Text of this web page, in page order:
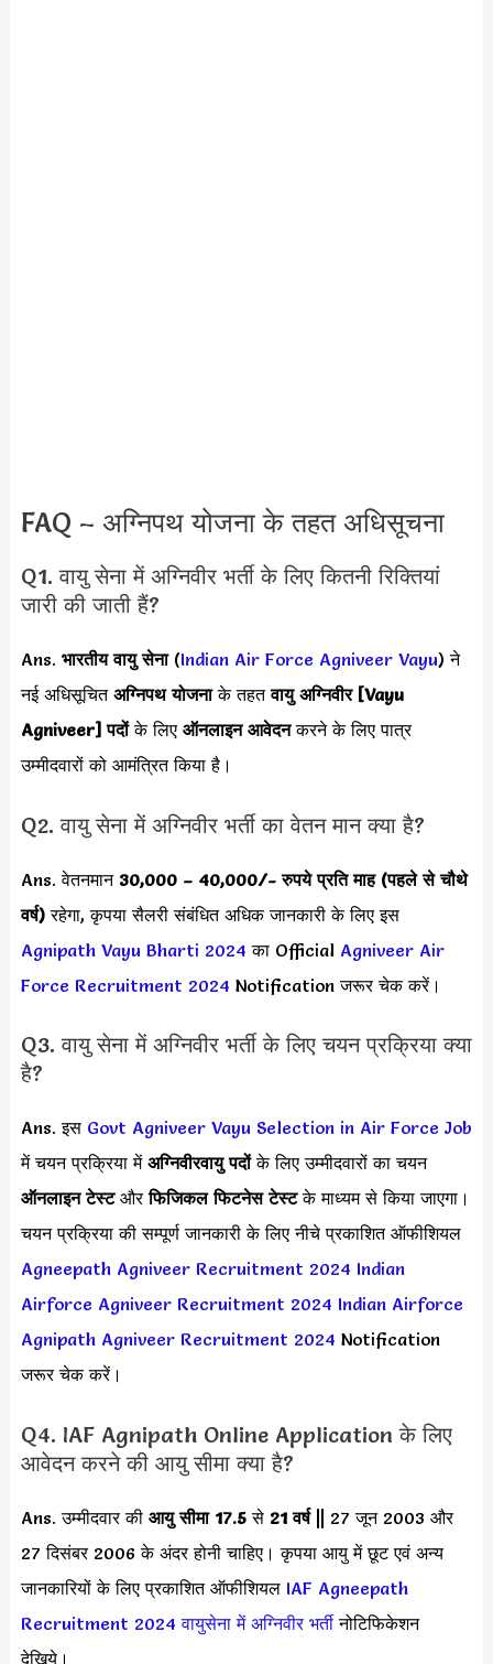
FAQ – अग्निपथ योजना के तहत अधिसूचना
Q1. वायु सेना में अग्निवीर भर्ती के लिए कितनी रिक्तियां
जारी की जाती हैं?
Ans. भारतीय वायु सेना(Indian Air Force Agniveer Vayu) ने
नई अधिसूचितअग्निपथ योजनाके तहतवायु अग्निवीर [Vayu
Agniveer] पदोंके लिए ऑनलाइन आवेदनकरने के लिए पात्र
उम्मीदवारों को आमंत्रित किया है।
Q2. वायु सेना में अग्निवीर भर्ती का वेतन मान क्या है?
Ans. वेतनमान 30,000 – 40,000/- रुपये प्रति माह (पहले से चौथे
वर्ष)रहेगा, कृपया सैलरी संबंधित अधिक जानकारी के लिए इस
Agnipath Vayu Bharti 2024 का Official Agniveer Air
Force Recruitment 2024 Notification जरूर चेक करें।
Q3. वायु सेना में अग्निवीर भर्ती के लिए चयन प्रक्रिया क्या
है?
Ans. इस Govt Agniveer Vayu Selection in Air Force Job
में चयन प्रक्रिया में अग्निवीरवायु पदोंके लिए उम्मीदवारों का चयन
ऑनलाइन टेस्टऔरफिजिकल फिटनेस टेस्टके माध्यम से किया जाएगा।
चयन प्रक्रिया की सम्पूर्ण जानकारी के लिए नीचे प्रकाशित ऑफीशियल
Agneepath Agniveer Recruitment 2024 Indian
Airforce Agniveer Recruitment 2024 Indian Airforce
Agnipath Agniveer Recruitment 2024 Notification
जरूर चेक करें।
Q4. IAF Agnipath Online Application के लिए
आवेदन करने की आयु सीमा क्या है?
Ans. उम्मीदवार की आयु सीमा 17.5से 21 वर्ष|| 27 जून 2003 और
27 दिसंबर 2006 के अंदर होनी चाहिए। कृपया आयु में छूट एवं अन्य
जानकारियों के लिए प्रकाशित ऑफीशियल IAF Agneepath
Recruitment 2024 वायुसेना में अग्निवीर भर्तीनोटिफिकेशन
देखिये।